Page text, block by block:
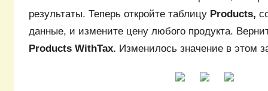
результаты. Теперь откройте таблицу Products,
данные, и измените цену любого продукта.
Products WithTax. Изменилось значение в этом